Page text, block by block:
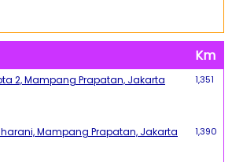
Km
2, Mampang Prapatan, Jakarta
1,351
Mampang Prapatan, Jakarta
1,390